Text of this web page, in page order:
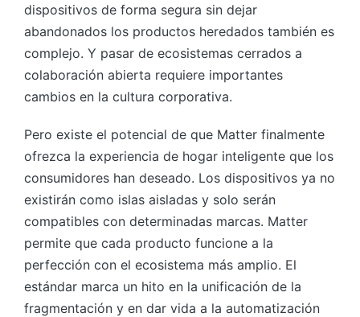
dispositivos de forma segura sin dejar
abandonados los productos heredados también es
complejo. Y pasar de ecosistemas cerrados a
colaboración abierta requiere importantes
cambios en la cultura corporativa.
Pero existe el potencial de que Matter finalmente
ofrezca la experiencia de hogar inteligente que los
consumidores han deseado. Los dispositivos ya no
existirán como islas aisladas y solo serán
compatibles con determinadas marcas. Matter
permite que cada producto funcione a la
perfección con el ecosistema más amplio. El
estándar marca un hito en la unificación de la
fragmentación y en dar vida a la automatización